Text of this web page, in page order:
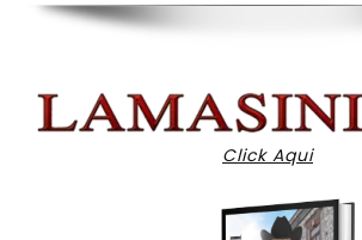
Click Aqui